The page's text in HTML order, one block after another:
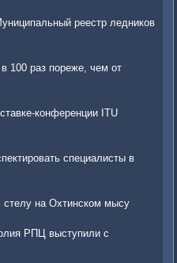
реестр ледников
в 100 раз пореже, чем от
конференции ITU
специалисты в
на Охтинском мысу
РПЦ выступили с